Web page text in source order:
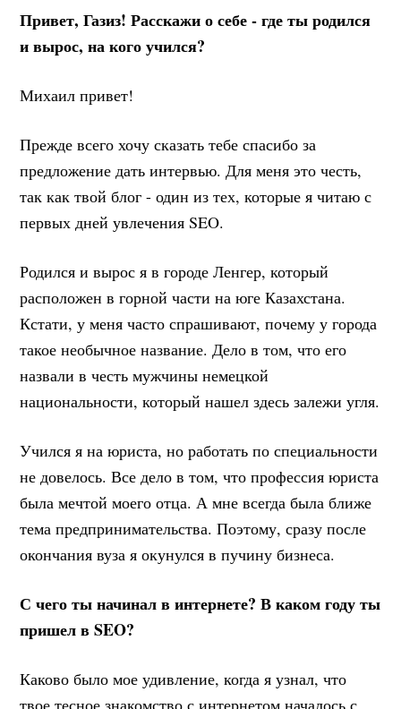
Привет, Газиз! Расскажи о себе - где ты родился
и вырос, на кого учился?
Михаил привет!
Прежде всего хочу сказать тебе спасибо за
предложение дать интервью. Для меня это честь,
так как твой блог - один из тех, которые я читаю с
первых дней увлечения SEO.
Родился и вырос я в городе Ленгер, который
расположен в горной части на юге Казахстана.
Кстати, у меня часто спрашивают, почему у города
такое необычное название. Дело в том, что его
назвали в честь мужчины немецкой
национальности, который нашел здесь залежи угля.
Учился я на юриста, но работать по специальности
не довелось. Все дело в том, что профессия юриста
была мечтой моего отца. А мне всегда была ближе
тема предпринимательства. Поэтому, сразу после
окончания вуза я окунулся в пучину бизнеса.
С чего ты начинал в интернете? В каком году ты
пришел в SEO?
Каково было мое удивление, когда я узнал, что
твое тесное знакомство с интернетом началось с